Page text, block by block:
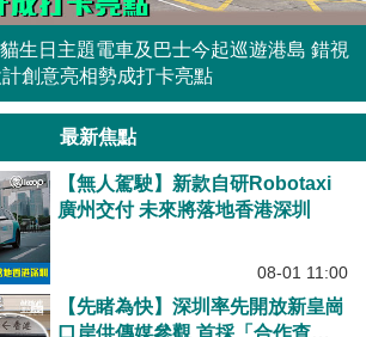
生日主題電車及巴士今起巡遊港島 錯視
創意亮相勢成打卡亮點
最新焦點
【無人駕駛】新款自研Robotaxi
廣州交付 未來將落地香港深圳
08-01 11:00
【先睹為快】深圳率先開放新皇崗